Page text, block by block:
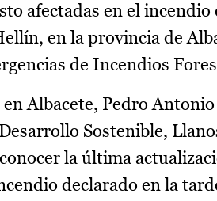
afectadas en el
en la provincia de
de Incendios
Albacete, Pedro
Sostenible,
la última
declarado en la